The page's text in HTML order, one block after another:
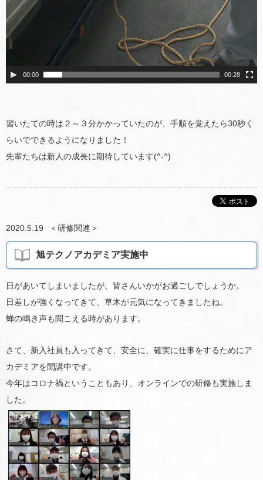
00:00 00:28
習いたての時は２～３分かかっていたのが、手順を覚えたら30秒く
らいでできるようになりました！
先輩たちは新人の成長に期待しています(^-^)
2020.5.19 ＜研修関連 ＞
旭テクノアカデミア実施中
日があいてしまいましたが、皆さんいかがお過ごしでしょうか。
日差しが強くなってきて、草木が元気になってきましたね。
蝉の鳴き声も聞こえる時があります。
さて、新入社員も入ってきて、安全に、確実に仕事をするためにア
カデミアを開講中です。
今年はコロナ禍ということもあり、オンラインでの研修も実施しま
した。